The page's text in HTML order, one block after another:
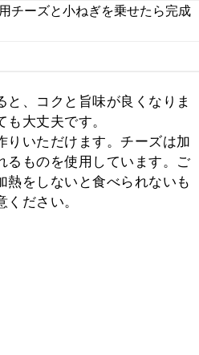
チーズと小ねぎを乗せたら完成
と、コクと旨味が良くなりま
大丈夫です。
りいただけます。チーズは加
るものを使用しています。ご
熱をしないと食べられないも
ださい。